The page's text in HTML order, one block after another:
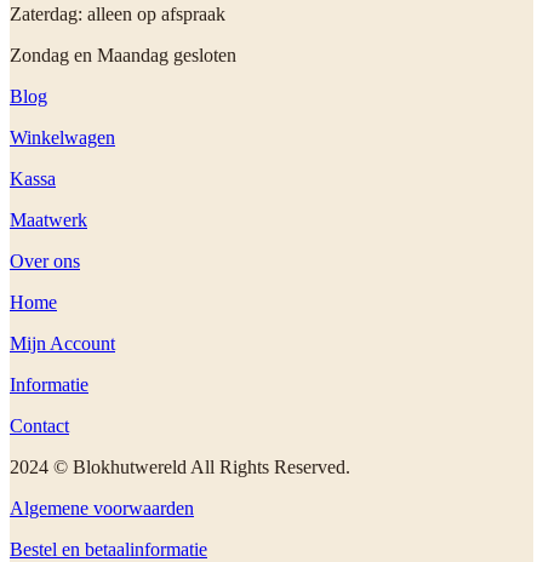
Zaterdag: alleen op afspraak
Zondag en Maandag gesloten
Blog
Winkelwagen
Kassa
Maatwerk
Over ons
Home
Mijn Account
Informatie
Contact
2024 © Blokhutwereld All Rights Reserved.
Algemene voorwaarden
Bestel en betaalinformatie